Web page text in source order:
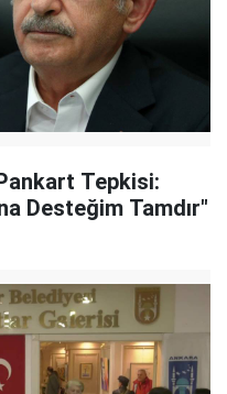
Tepkisi:
Desteğim Tamdır"